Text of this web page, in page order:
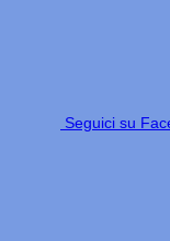
Seguici su